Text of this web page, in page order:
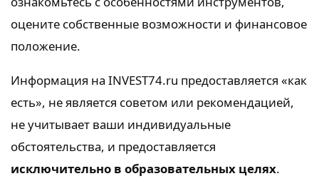
оцените собственные возможности и финансовое
положение.
Информация на INVEST74.ru предоставляется «как
есть», не является советом или рекомендацией,
не учитывает ваши индивидуальные
обстоятельства, и предоставляется
исключительно в образовательных целях.